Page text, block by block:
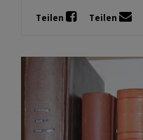
Teilen Teilen